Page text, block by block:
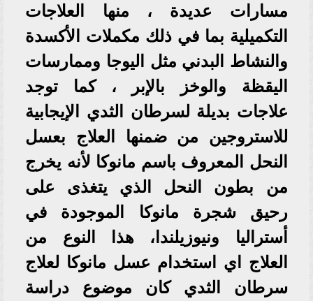
مسارات عديدة ، منها العلاجات
التكميلية بما في ذلك مكملات الأكسدة
والنشاط البدني مثل اليوجا وممارسات
اليقظة والوخز بالإبر ، كما توجد
علاجات بديلة لسرطان الثدي الإيجابية
للاستروجين من ضمنها العلاج بعسل
النحل المعروف باسم مانوكا لأنه يخرج
من بطون النحل الذي يتغذى على
رحيق شجرة مانوكا الموجودة في
أستراليا ونيوزيلندا، هذا النوع من
العلاج اي استخدام عسل مانوكا لعلاج
سرطان الثدي كان موضوع دراسة